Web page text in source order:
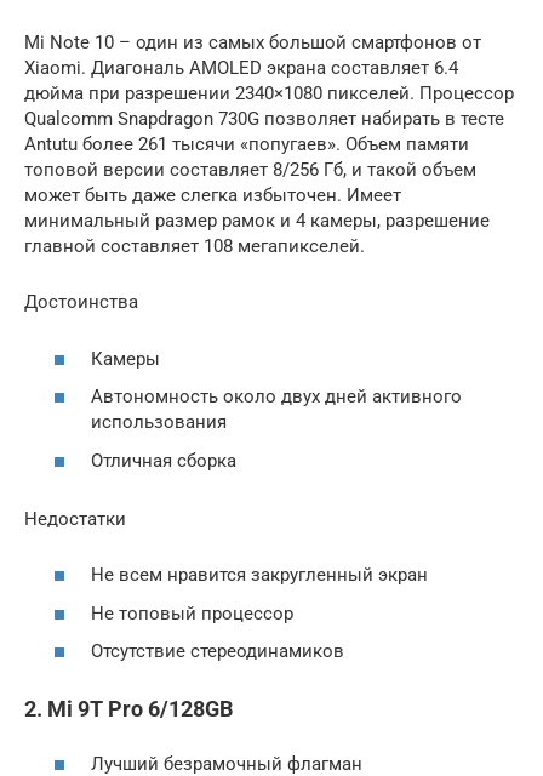
Mi Note 10 – один из самых большой смартфонов от
Xiaomi. Диагональ AMOLED экрана составляет 6.4
дюйма при разрешении 2340×1080 пикселей. Процессор
Qualcomm Snapdragon 730G позволяет набирать в тесте
Antutu более 261 тысячи «попугаев». Объем памяти
топовой версии составляет 8/256 Гб, и такой объем
может быть даже слегка избыточен. Имеет
минимальный размер рамок и 4 камеры, разрешение
главной составляет 108 мегапикселей.
Достоинства
Камеры
Автономность около двух дней активного
использования
Отличная сборка
Недостатки
Не всем нравится закругленный экран
Не топовый процессор
Отсутствие стереодинамиков
2. Mi 9T Pro 6/128GB
Лучший безрамочный флагман